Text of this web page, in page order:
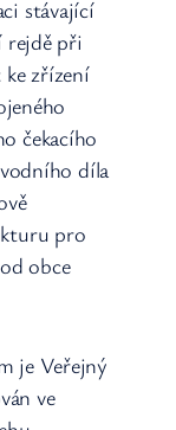
stávající
rejdě při
zřízení
čekacího
díla
pro
obce
je Veřejný
ve